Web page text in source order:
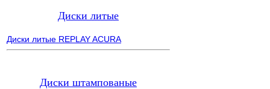
Диски литые
Диски литые REPLAY ACURA
Диски штампованые